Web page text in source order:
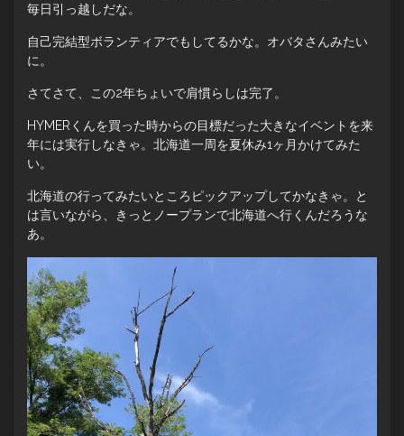
毎日引っ越しだな。
自己完結型ボランティアでもしてるかな。オバタさんみたい
に。
さてさて、この2年ちょいで肩慣らしは完了。
HYMERくんを買った時からの目標だった大きなイベントを来
年には実行しなきゃ。北海道一周を夏休み1ヶ月かけてみた
い。
北海道の行ってみたいところピックアップしてかなきゃ。と
は言いながら、きっとノープランで北海道へ行くんだろうな
あ。